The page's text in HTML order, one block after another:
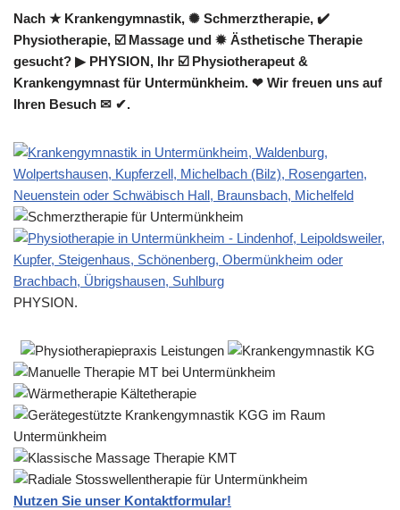
Nach ★ Krankengymnastik, ✺ Schmerztherapie, ✔️
Physiotherapie, ☑️ Massage und ✹ Ästhetische Therapie
gesucht? ▶︎ PHYSION, Ihr ☑️ Physiotherapeut &
Krankengymnast für Untermünkheim. ❤ Wir freuen uns auf
Ihren Besuch ✉ ✔.
PHYSION.
Nutzen Sie unser Kontaktformular!